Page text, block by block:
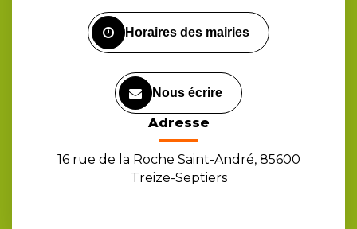
Horaires des mairies
Nous écrire
Adresse
16 rue de la Roche Saint-André, 85600
Treize-Septiers